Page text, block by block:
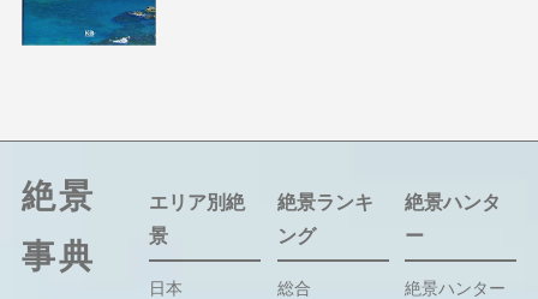
絶景
事典
エリア別絶
景
日本
絶景ランキ
ング
総合
絶景ハンタ
ー
絶景ハンター